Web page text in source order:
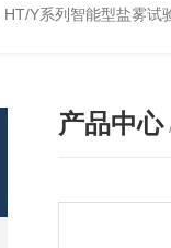
HT/Y系列智能型盐雾试
产品中心